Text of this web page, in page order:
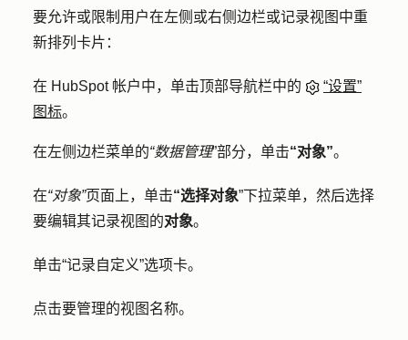
要允许或限制用户在左侧或右侧边栏或记录视图中重
新排列卡片：
在 HubSpot 帐户中，单击顶部导航栏中的
“设置”
图标。
在左侧边栏菜单的“数据管理”部分，单击“对象”。
在“对象”页面上，单击“选择对象”下拉菜单，然后选择
要编辑其记录视图的对象。
单击“记录自定义”选项卡。
点击要管理的视图 名称。